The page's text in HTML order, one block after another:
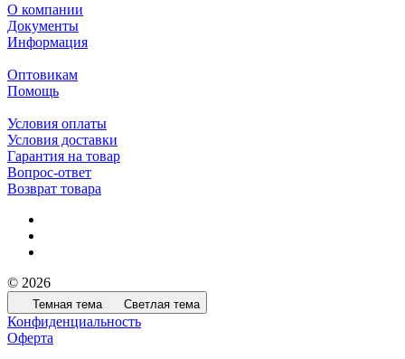
О компании
Документы
Информация
Оптовикам
Помощь
Условия оплаты
Условия доставки
Гарантия на товар
Вопрос-ответ
Возврат товара
© 2026
Темная тема Светлая тема
Конфиденциальность
Оферта